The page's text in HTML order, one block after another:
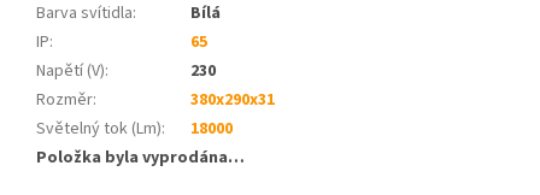
Barva svítidla:
Bílá
IP:
65
Napětí (V):
230
Rozměr:
380x290x31
Světelný tok (Lm):
18000
Položka byla vyprodána…